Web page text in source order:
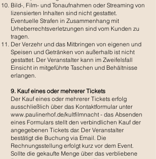
Bild-, Film- und Tonaufnahmen oder Streaming von
lizensierten Inhalten sind nicht gestattet.
Eventuelle Strafen in Zusammenhang mit
Urheberrechtsverletzungen sind vom Kunden zu
tragen.
Der Verzehr und das Mitbringen von eigenen und
Speisen und Getränken von außerhalb ist nicht
gestattet. Der Veranstalter kann im Zweifelsfall
Einsicht in mitgeführte Taschen und Behältnisse
erlangen.
9. Kauf eines oder mehrerer Tickets
Der Kauf eines oder mehrerer Tickets erfolg
ausschließlich über das Kontaktformular unter
www.paulinerhof.de/kultfilmnacht - das Absenden
eines Formulars stellt den verbindlichen Kauf der
angegebenen Tickets dar. Der Veranstalter
bestätigt die Buchung via Email. Die
Rechnungsstellung erfolgt kurz vor dem Event.
Sollte die gekaufte Menge über das verbliebene